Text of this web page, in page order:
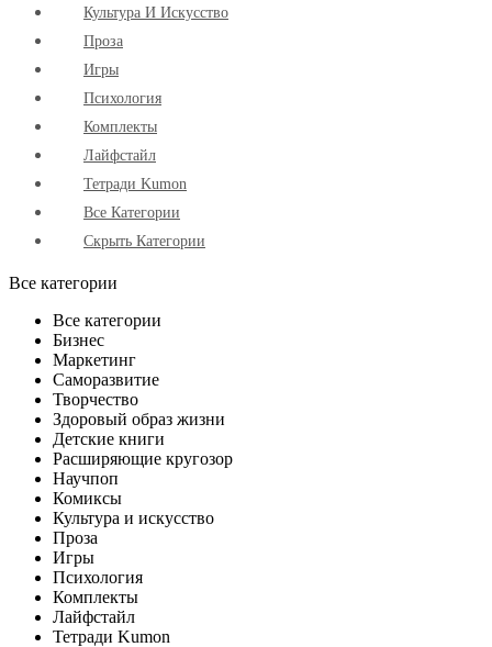
Культура И Искусство
Проза
Игры
Психология
Комплекты
Лайфстайл
Тетради Kumon
Все Категории
Скрыть Категории
Все категории
Все категории
Бизнес
Маркетинг
Саморазвитие
Творчество
Здоровый образ жизни
Детские книги
Расширяющие кругозор
Научпоп
Комиксы
Культура и искусство
Проза
Игры
Психология
Комплекты
Лайфстайл
Тетради Kumon